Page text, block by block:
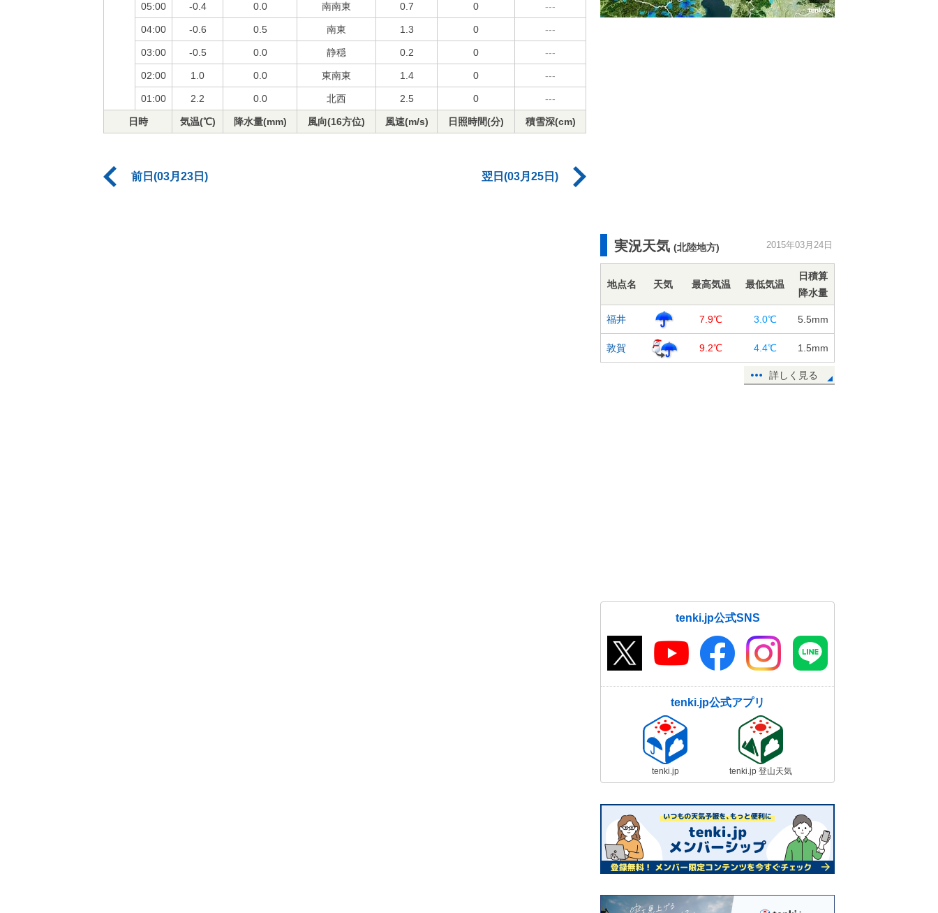
05:00 -0.4 0.0 南南東 0.7 0 ---
04:00 -0.6 0.5 南東 1.3 0 ---
03:00 -0.5 0.0 静穏 0.2 0 ---
02:00 1.0 0.0 東南東 1.4 0 ---
01:00 2.2 0.0 北西 2.5 0 ---
日時 気温(℃) 降水量(mm) 風向(16方位) 風速(m/s) 日照時間(分) 積雪深(cm)
前日(03月23日) 翌日(03月25日)
実況天気 (北陸地方) 2015年03月24日
地点名 天気 最高気温 最低気温
日積算
降水量
福井 7.9℃ 3.0℃ 5.5mm
敦賀 9.2℃ 4.4℃ 1.5mm
詳しく見る
tenki.jp公式SNS
tenki.jp公式アプリ
tenki.jp tenki.jp 登山天気